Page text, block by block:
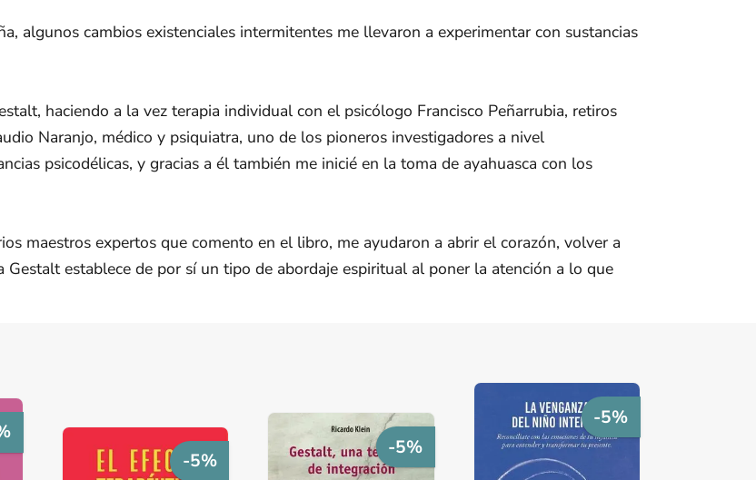
algunos cambios existenciales intermitentes me llevaron a experimentar con sustancias
haciendo a la vez terapia individual con el psicólogo Francisco Peñarrubia, retiros
Naranjo, médico y psiquiatra, uno de los pioneros investigadores a nivel
psicodélicas, y gracias a él también me inicié en la toma de ayahuasca con los
maestros expertos que comento en el libro, me ayudaron a abrir el corazón, volver a
establece de por sí un tipo de abordaje espiritual al poner la atención a lo que
-5%
-5%
-5%